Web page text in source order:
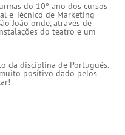
do 10º ano dos cursos
e Técnico de Marketing
João onde, através de
do teatro e um
da disciplina de Português.
positivo dado pelos